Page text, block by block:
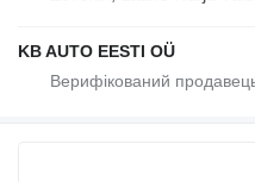
KB AUTO EESTI OÜ